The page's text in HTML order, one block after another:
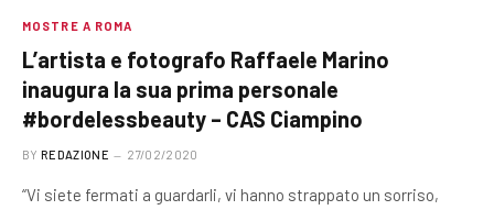
MOSTRE A ROMA
L’artista e fotografo Raffaele Marino
inaugura la sua prima personale
#bordelessbeauty – CAS Ciampino
BY REDAZIONE 27/02/2020
“Vi siete fermati a guardarli, vi hanno strappato un sorriso,